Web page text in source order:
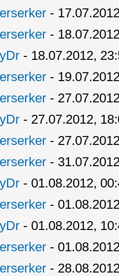
-
-
- 18.07.2012,
-
-
- 27.07.2012,
-
-
- 01.08.2012,
-
- 01.08.2012,
-
-